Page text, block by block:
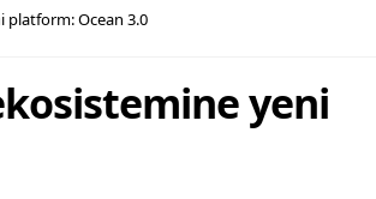
platform: Ocean 3.0
yeni